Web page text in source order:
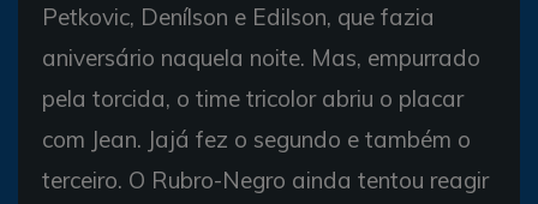
Petkovic, Denílson e Edilson, que fazia
aniversário naquela noite. Mas, empurrado
pela torcida, o time tricolor abriu o placar
com Jean. Jajá fez o segundo e também o
terceiro. O Rubro-Negro ainda tentou reagir